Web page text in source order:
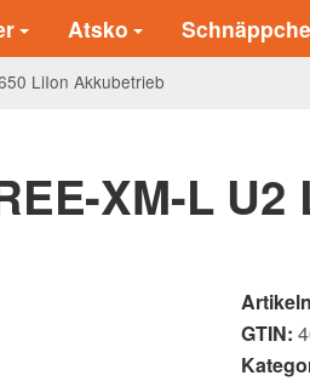
Atsko
LiIon Akkubetrieb
XM-L
GTIN: